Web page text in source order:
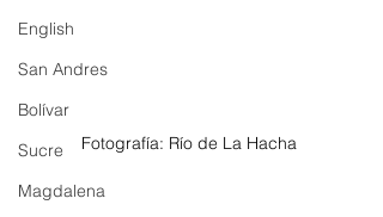
English
San Andres
Bolívar
Sucre
Magdalena
Fotografía: Río de La Hacha